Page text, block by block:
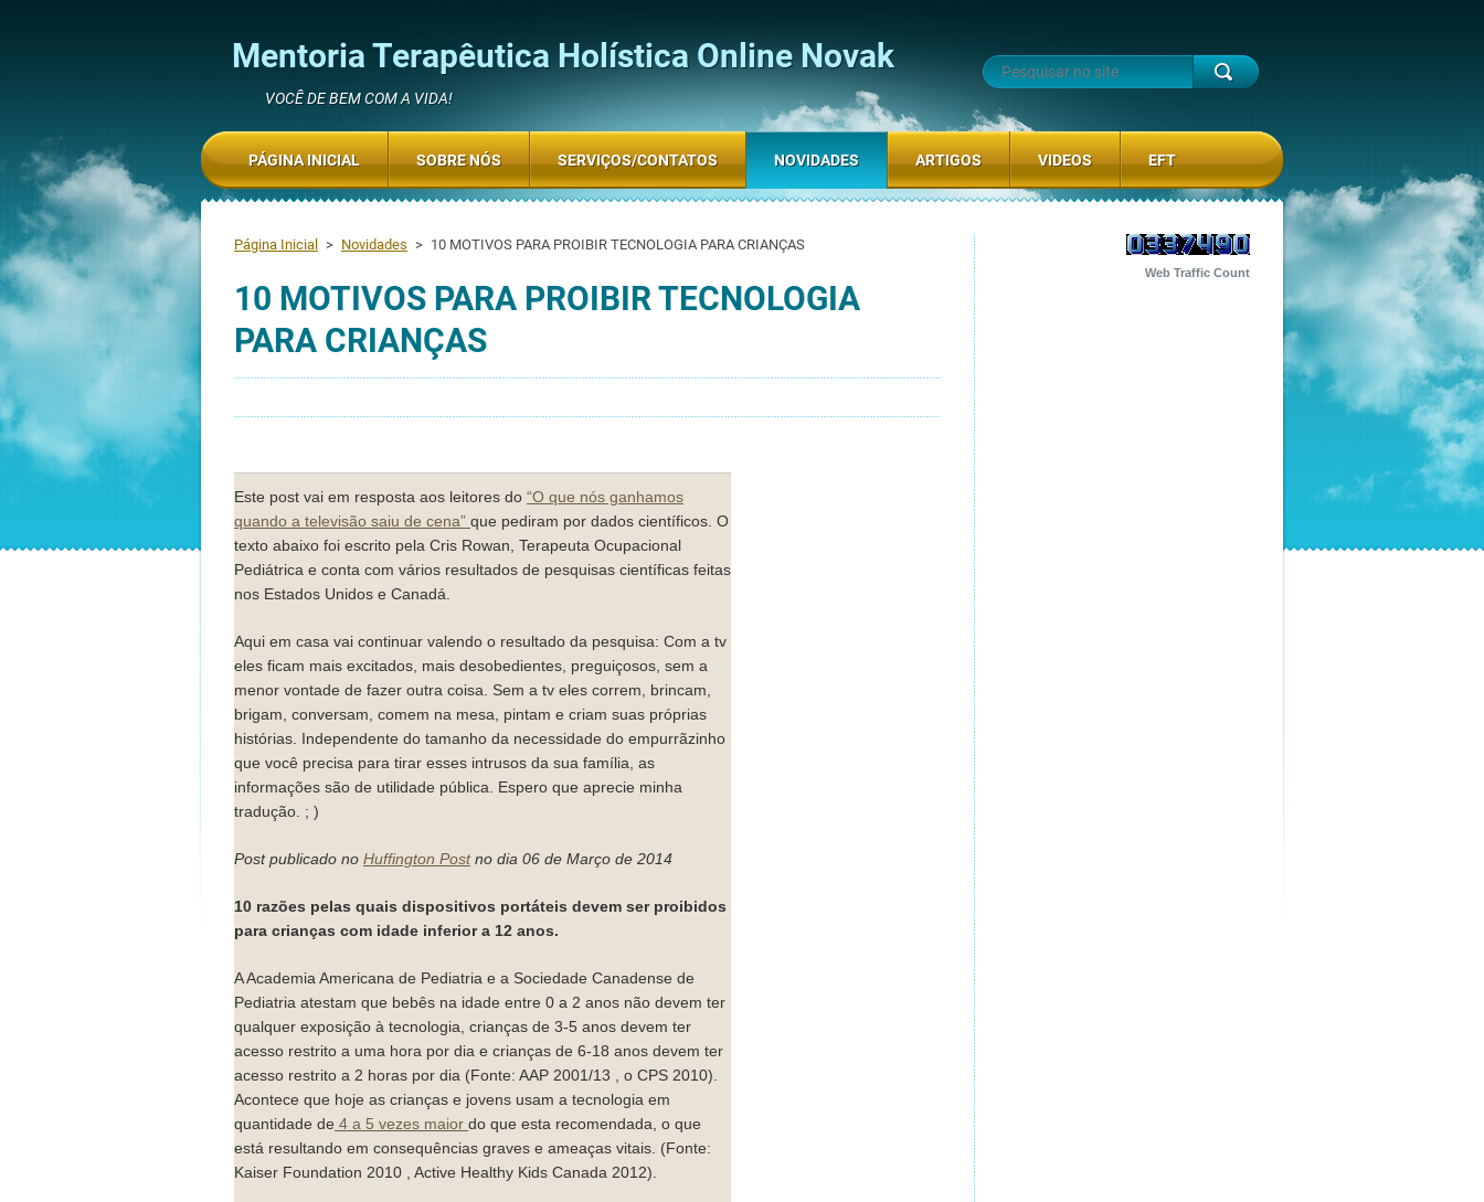
Mentoria Terapêutica Holística Online Novak
VOCÊ DE BEM COM A VIDA!
Página Inicial > Novidades > 10 MOTIVOS PARA PROIBIR TECNOLOGIA PARA CRIANÇAS
10 MOTIVOS PARA PROIBIR TECNOLOGIA
PARA CRIANÇAS
Este post vai em resposta aos leitores do “O que nós ganhamos
quando a televisão saiu de cena” que pediram por dados científicos. O
texto abaixo foi escrito pela Cris Rowan, Terapeuta Ocupacional
Pediátrica e conta com vários resultados de pesquisas científicas feitas
nos Estados Unidos e Canadá.
Aqui em casa vai continuar valendo o resultado da pesquisa: Com a tv
eles ficam mais excitados, mais desobedientes, preguiçosos, sem a
menor vontade de fazer outra coisa. Sem a tv eles correm, brincam,
brigam, conversam, comem na mesa, pintam e criam suas próprias
histórias. Independente do tamanho da necessidade do empurrãzinho
que você precisa para tirar esses intrusos da sua família, as
informações são de utilidade pública. Espero que aprecie minha
tradução. ; )
Post publicado no Huffington Postno dia 06 de Março de 2014
10 razões pelas quais dispositivos portáteis devem ser proibidos
para crianças com idade inferior a 12 anos.
A Academia Americana de Pediatria e a Sociedade Canadense de
Pediatria atestam que bebês na idade entre 0 a 2 anos não devem ter
qualquer exposição à tecnologia, crianças de 3-5 anos devem ter
acesso restrito a uma hora por dia e crianças de 6-18 anos devem ter
acesso restrito a 2 horas por dia (Fonte: AAP 2001/13 , o CPS 2010).
Acontece que hoje as crianças e jovens usam a tecnologia em
quantidade de 4 a 5 vezes maior do que esta recomendada, o que
está resultando em consequências graves e ameaças vitais. (Fonte:
Kaiser Foundation 2010 , Active Healthy Kids Canada 2012).
Web Traffic Count
PÁGINA INICIAL SOBRE NÓS SERVIÇOS/CONTATOS NOVIDADES ARTIGOS VIDEOS EFT